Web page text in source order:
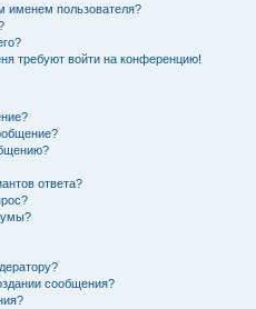
именем пользователя?
требуют войти на конференцию!
ответа?
сообщения?